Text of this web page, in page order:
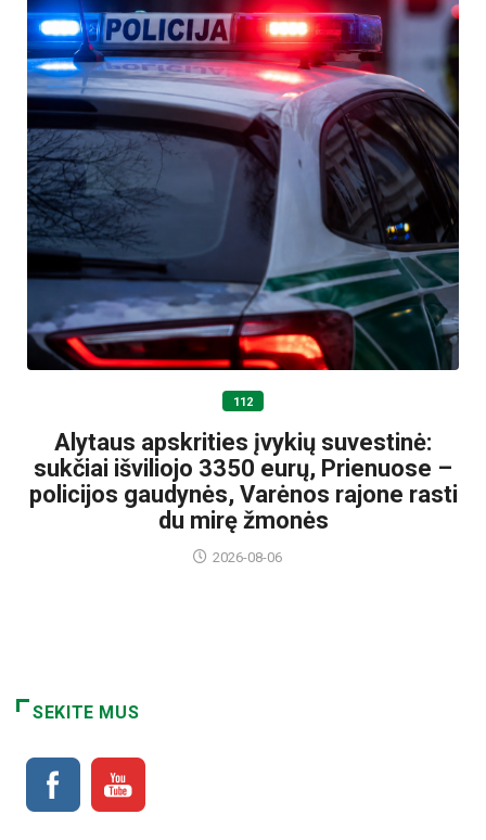
112
Alytaus apskrities įvykių suvestinė:
sukčiai išviliojo 3350 eurų, Prienuose –
policijos gaudynės, Varėnos rajone rasti
du mirę žmonės
2026-08-06
SEKITE MUS